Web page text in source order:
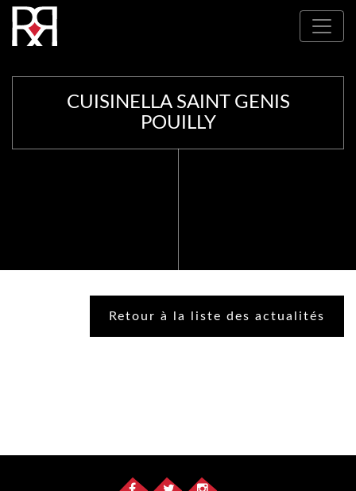
Où nous trouver : Nos partenaires
CUISINELLA SAINT GENIS
POUILLY
Retour à la liste des actualités